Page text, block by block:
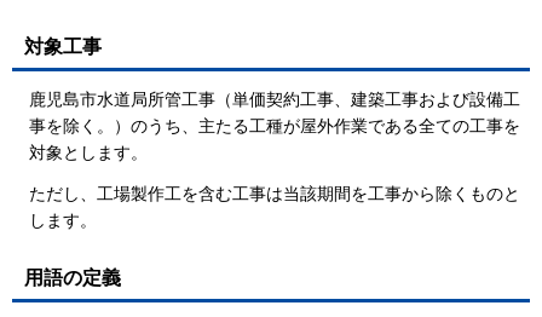
対象工事
鹿児島市水道局所管工事（単価契約工事、建築工事および設備工
事を除く。）のうち、主たる工種が屋外作業である全ての工事を
対象とします。
ただし、工場製作工を含む工事は当該期間を工事から除くものと
します。
用語の定義